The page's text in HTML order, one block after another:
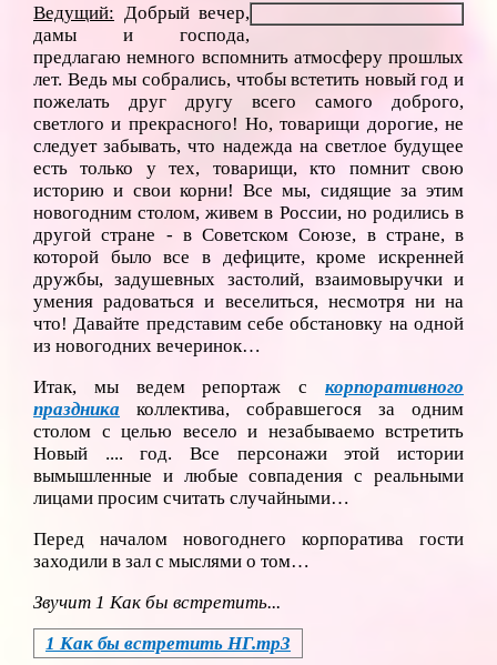
Ведущий: Добрый вечер,
дамы и господа,
предлагаю немного вспомнить атмосферу прошлых
лет. Ведь мы собрались, чтобы встетить новый год и
пожелать друг другу всего самого доброго,
светлого и прекрасного! Но, товарищи дорогие, не
следует забывать, что надежда на светлое будущее
есть только у тех, товарищи, кто помнит свою
историю и свои корни! Все мы, сидящие за этим
новогодним столом, живем в России, но родились в
другой стране - в Советском Союзе, в стране, в
которой было все в дефиците, кроме искренней
дружбы, задушевных застолий, взаимовыручки и
умения радоваться и веселиться, несмотря ни на
что! Давайте представим себе обстановку на одной
из новогодних вечеринок…
Итак, мы ведем репортаж с корпоративного
праздника коллектива, собравшегося за одним
столом с целью весело и незабываемо встретить
Новый .... год. Все персонажи этой истории
вымышленные и любые совпадения с реальными
лицами просим считать случайными…
Перед началом новогоднего корпоратива гости
заходили в зал с мыслями о том…
Звучит 1 Как бы встретить...
1 Как бы встретить НГ.mp3